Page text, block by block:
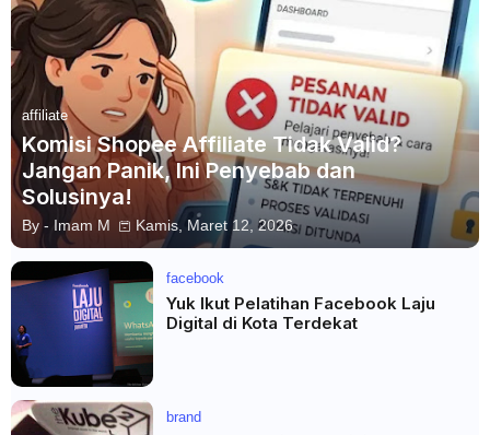
affiliate
Komisi Shopee Affiliate Tidak Valid?
Jangan Panik, Ini Penyebab dan
Solusinya!
By - Imam M Kamis, Maret 12, 2026
facebook
Yuk Ikut Pelatihan Facebook Laju
Digital di Kota Terdekat
brand